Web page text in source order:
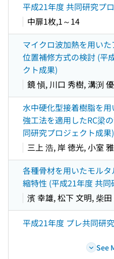
平成21年度 共同研究プ
中扉1枚,1～14
マイクロ波加熱を用い
位置補修方式の検討 (平
クト成果)
鏡 愼, 川口 秀樹, 溝渕 優
水中硬化型接着樹脂を
強工法を適用したRC梁
同研究プロジェクト成果)
三上 浩, 岸 徳光, 小室
各種骨材を用いたモル
縮特性 (平成21年度 共
濱 幸雄, 松下 文明, 柴田
平成21年度 プレ共同研
See